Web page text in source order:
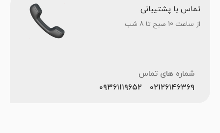
تماس با پشتیبانی
از ساعت 10 صبح تا 8 شب
شماره های تماس
۰۹۳۶۱۱۱۹۶۵۲
۰۲۱۲۶۱۴۶۳۶۹